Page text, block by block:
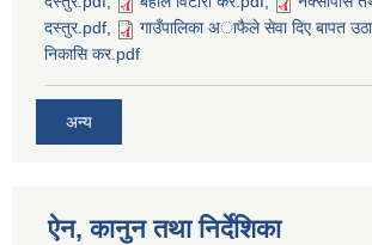
दस्तुर.pdf, गाउँपालिका अाफैले सेवा दिए बापत
निकासि कर.pdf
अन्य
ऐन, कानुन तथा निर्देशिका